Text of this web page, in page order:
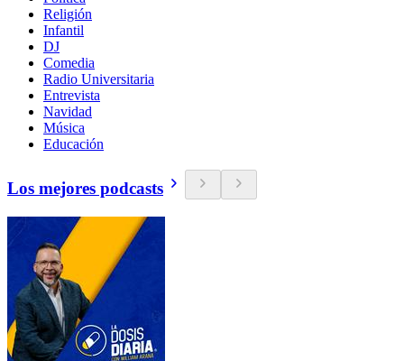
Religión
Infantil
DJ
Comedia
Radio Universitaria
Entrevista
Navidad
Música
Educación
Los mejores podcasts